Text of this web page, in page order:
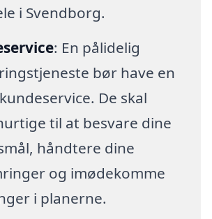
i Svendborg.
: En pålidelig
bør have en
De skal
til at besvare dine
håndtere dine
og imødekomme
i planerne.